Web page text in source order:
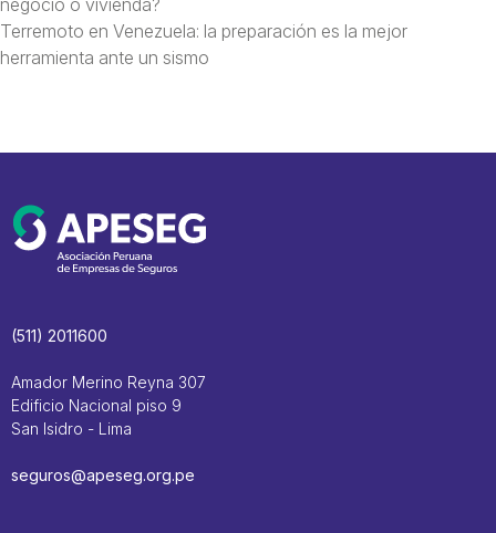
negocio o vivienda?
Terremoto en Venezuela: la preparación es la mejor
herramienta ante un sismo
(511) 2011600
Amador Merino Reyna 307
Edificio Nacional piso 9
San Isidro - Lima
seguros@apeseg.org.pe